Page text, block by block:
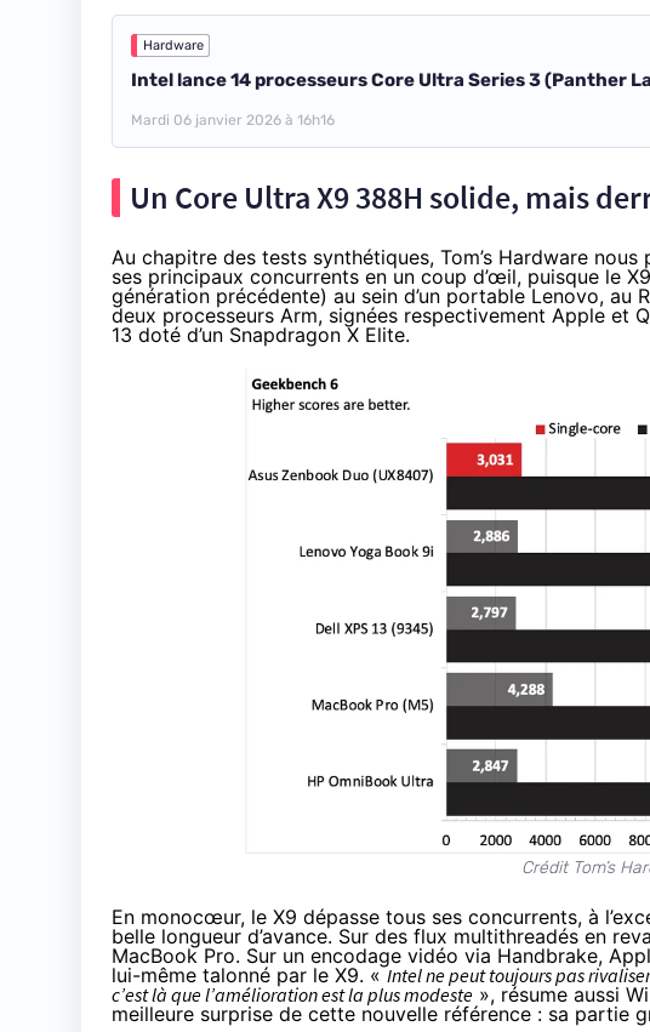
Hardware
Intel lance 14 processeurs Core Ultra Series 3 (Panther
Mardi 06 janvier 2026 à 16h16
Un Core Ultra X9 388H solide, mais
Au chapitre des tests synthétiques, Tom’s Hardware nous
ses principaux concurrents en un coup d’œil, puisque le
génération précédente) au sein d’un portable Lenovo, au
deux processeurs Arm, signées respectivement Apple et
13 doté d’un Snapdragon X Elite.
Crédit Tom’s
En monocœur, le X9 dépasse tous ses concurrents, à
belle longueur d’avance. Sur des flux multithreadés en
MacBook Pro. Sur un encodage vidéo via Handbrake,
lui-même talonné par le X9. «Intel ne peut toujours pas
c’est là que l’amélioration est la plus modeste », résume aussi
meilleure surprise de cette nouvelle référence : sa partie